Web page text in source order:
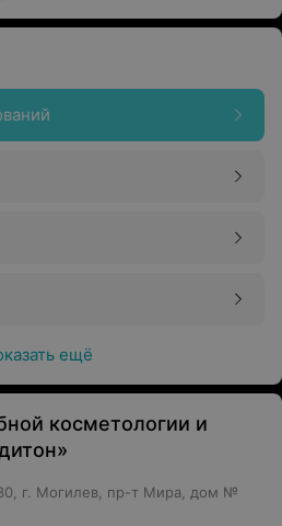
ещё
косметологии и
г. Могилев, пр-т Мира, дом №